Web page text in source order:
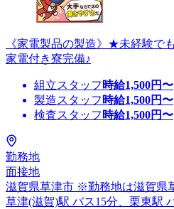
《家電製品の製造》★未経験
家電付き寮完備♪
組立スタッフ 時給1,500円〜
製造スタッフ 時給1,500円〜
検査スタッフ 時給1,500円〜
勤務地
面接地
滋賀県草津市 ※勤務地は滋賀県
草津(滋賀)駅 バス15分、栗東駅